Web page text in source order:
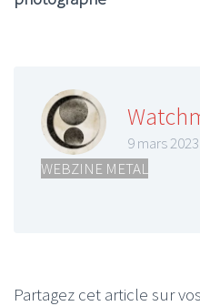
9 mars
WEBZINE METAL
Partagez cet article sur